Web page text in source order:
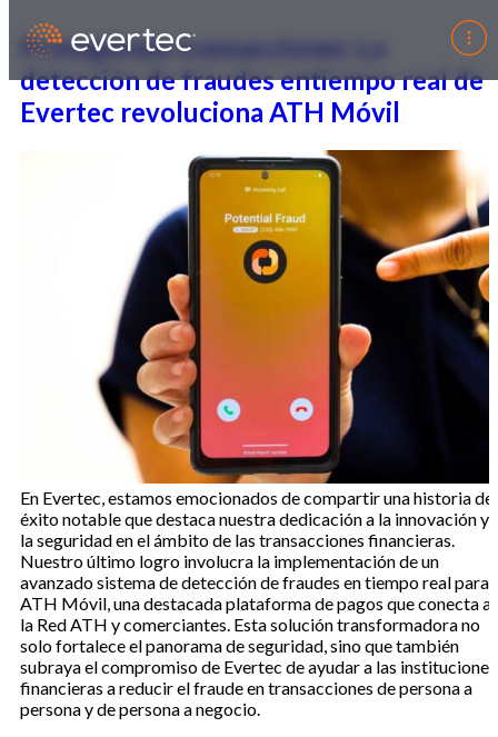
Protegiendo transacciones: La
detección de fraudes entiempo real de
Evertec revoluciona ATH Móvil
En Evertec, estamos emocionados de compartir una historia de
éxito notable que destaca nuestra dedicación a la innovación y
la seguridad en el ámbito de las transacciones financieras.
Nuestro último logro involucra la implementación de un
avanzado sistema de detección de fraudes en tiempo real para
ATH Móvil, una destacada plataforma de pagos que conecta a
la Red ATH y comerciantes. Esta solución transformadora no
solo fortalece el panorama de seguridad, sino que también
subraya el compromiso de Evertec de ayudar a las instituciones
financieras a reducir el fraude en transacciones de persona a
persona y de persona a negocio.